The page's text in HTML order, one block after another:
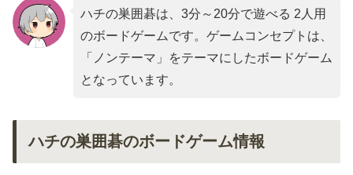
ハチの巣囲碁は、3分～20分で遊べる 2人用
のボードゲームです。ゲームコンセプトは、
「 ノンテーマ 」をテーマにしたボードゲーム
となっています。
ハチの巣囲碁のボードゲーム情報